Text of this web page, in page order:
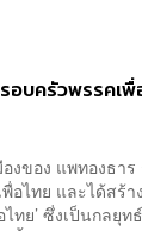
รอบครัวพรรค
งของ แพทองธา
อไทย และได้สร้า
ทย’ ซึ่งเป็นกลยุ